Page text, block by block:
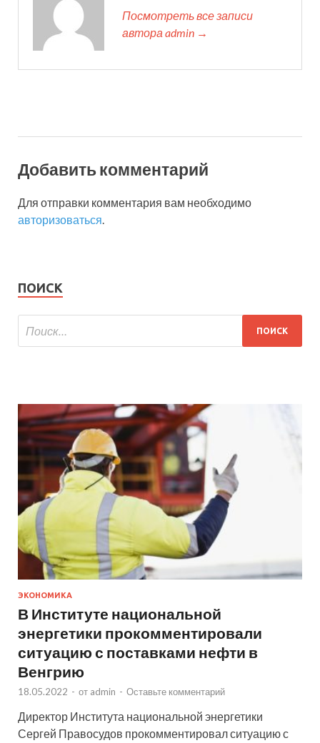
Посмотреть все записи
автора admin →
Добавить комментарий
Для отправки комментария вам необходимо
авторизоваться.
ПОИСК
ЭКОНОМИКА
В Институте национальной
энергетики прокомментировали
ситуацию с поставками нефти в
Венгрию
18.05.2022 - от admin - Оставьте комментарий
Директор Института национальной энергетики
Сергей Правосудов прокомментировал ситуацию с